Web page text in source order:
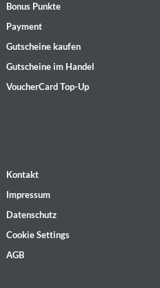
Bonus Punkte
Payment
Gutscheine kaufen
Gutscheine im Handel
VoucherCard Top-Up
Kontakt
Impressum
Datenschutz
Cookie Settings
AGB